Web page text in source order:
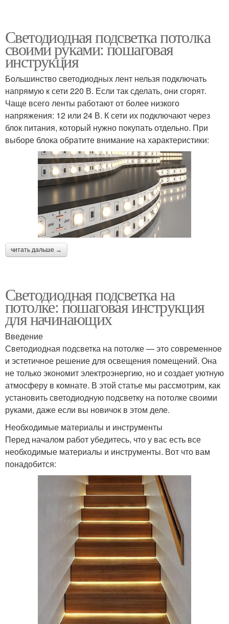
Светодиодная подсветка потолка
своими руками: пошаговая
инструкция
Большинство светодиодных лент нельзя подключать
напрямую к сети 220 В. Если так сделать, они сгорят.
Чаще всего ленты работают от более низкого
напряжения: 12 или 24 В. К сети их подключают через
блок питания, который нужно покупать отдельно. При
выборе блока обратите внимание на характеристики:
читать дальше →
Светодиодная подсветка на
потолке: пошаговая инструкция
для начинающих
Введение
Светодиодная подсветка на потолке — это современное
и эстетичное решение для освещения помещений. Она
не только экономит электроэнергию, но и создает уютную
атмосферу в комнате. В этой статье мы рассмотрим, как
установить светодиодную подсветку на потолке своими
руками, даже если вы новичок в этом деле.
Необходимые материалы и инструменты
Перед началом работ убедитесь, что у вас есть все
необходимые материалы и инструменты. Вот что вам
понадобится: